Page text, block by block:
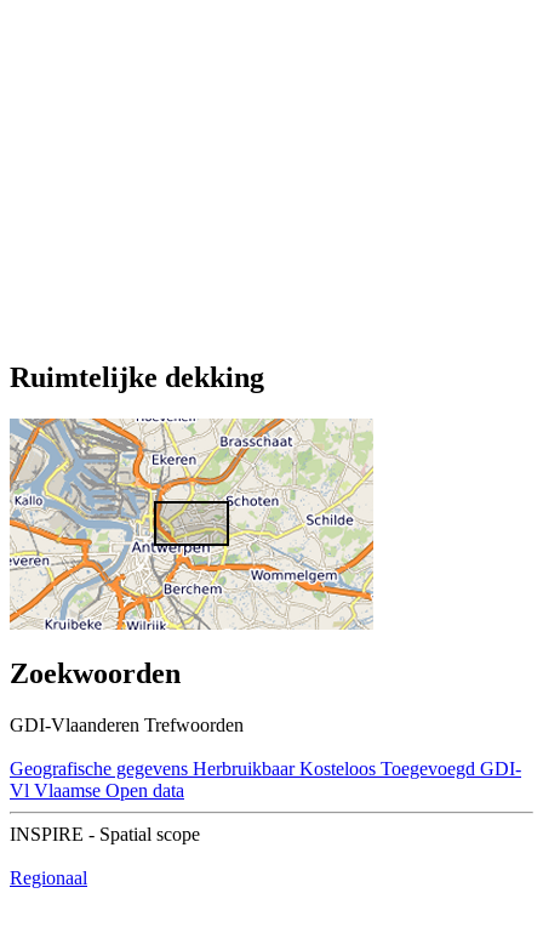
Ruimtelijke dekking
Zoekwoorden
GDI-Vlaanderen Trefwoorden
Geografische gegevens Herbruikbaar Kosteloos Toegevoegd GDI-
Vl Vlaamse Open data
INSPIRE - Spatial scope
Regionaal